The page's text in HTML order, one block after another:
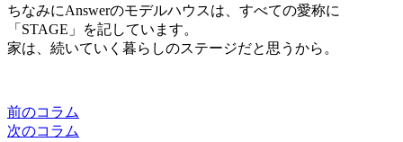
ちなみにAnswerのモデルハウスは、すべての愛称に
「STAGE」を記しています。
家は、続いていく暮らしのステージだと思うから。
前のコラム
次のコラム